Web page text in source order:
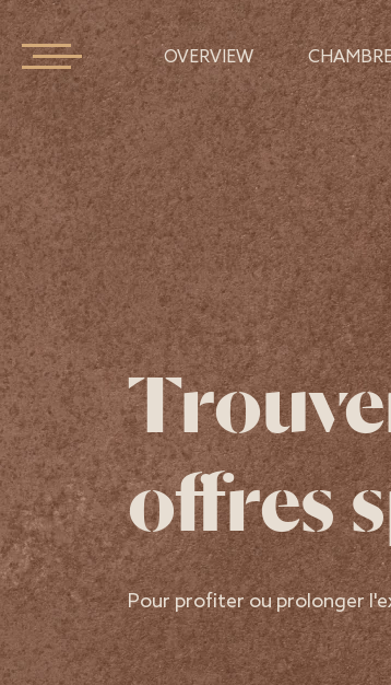
OVERVIEW
offres
Pour profiter ou prolonger